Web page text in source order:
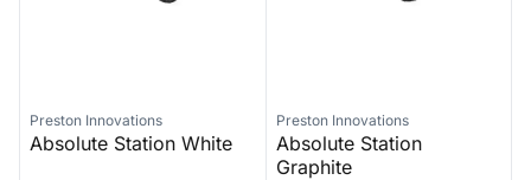
Preston Innovations
Absolute Station White
Preston Innovations
Absolute Station
Graphite